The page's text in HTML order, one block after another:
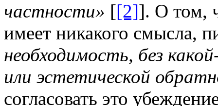
частности» [[2]]. О том,
имеет никакого смысла,
необходимость, без
или эстетической
согласовать это